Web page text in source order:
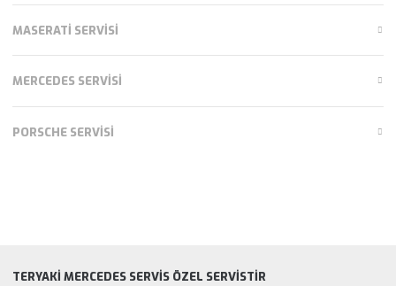
MASERATI SERVISI
MERCEDES SERVISI
PORSCHE SERVISI
TERYAKI MERCEDES SERVIS ÖZEL SERVISTIR